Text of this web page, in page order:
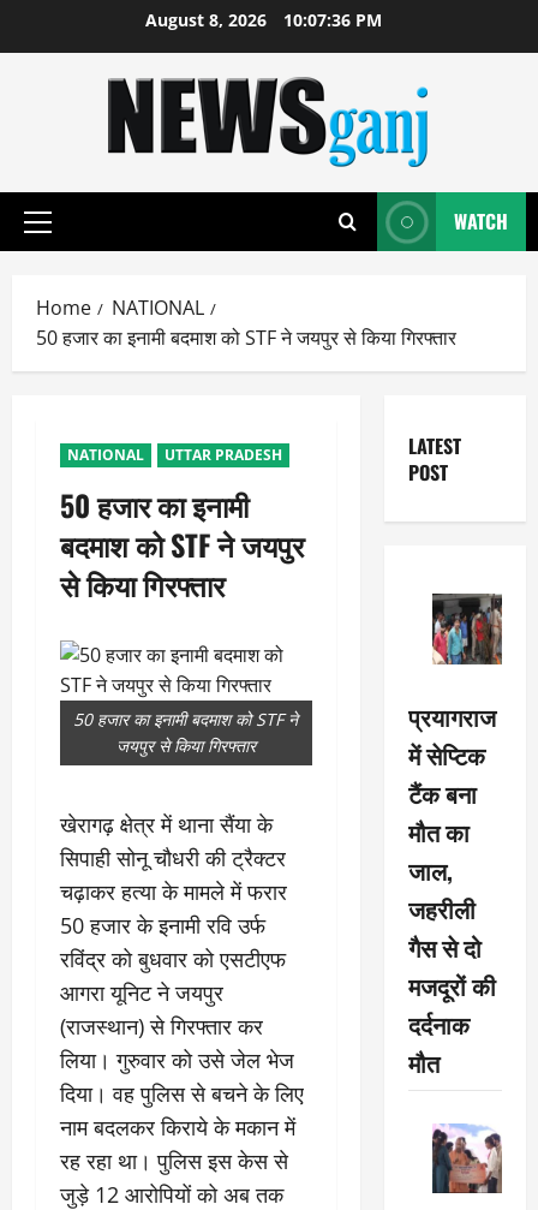
August 8, 2026 10:07:37 PM
Primary
WATCH
Home
NATIONAL
50 हजार का इनामी बदमाश को STF ने जयपुर से किया गिरफ्तार
NATIONAL UTTAR PRADESH
50 हजार का इनामी
बदमाश को STF ने जयपुर
से किया गिरफ्तार
50 हजार का इनामी बदमाश को STF ने
जयपुर से किया गिरफ्तार
खेरागढ़ क्षेत्र में थाना सैंया के
सिपाही सोनू चौधरी की ट्रैक्टर
चढ़ाकर हत्या के मामले में फरार
50 हजार के इनामी रवि उर्फ
रविंद्र को बुधवार को एसटीएफ
आगरा यूनिट ने जयपुर
(राजस्थान) से गिरफ्तार कर
लिया। गुरुवार को उसे जेल भेज
दिया। वह पुलिस से बचने के लिए
नाम बदलकर किराये के मकान में
रह रहा था। पुलिस इस केस से
जुड़े 12 आरोपियों को अब तक
LATEST
POST
प्रयागराज
में सेप्टिक
टैंक बना
मौत का
जाल,
जहरीली
गैस से दो
मजदूरों की
दर्दनाक
मौत